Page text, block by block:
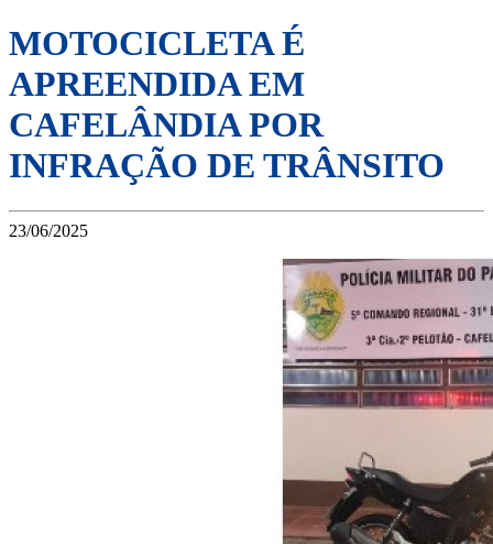
MOTOCICLETA É
APREENDIDA EM
CAFELÂNDIA POR
INFRAÇÃO DE TRÂNSITO
23/06/2025